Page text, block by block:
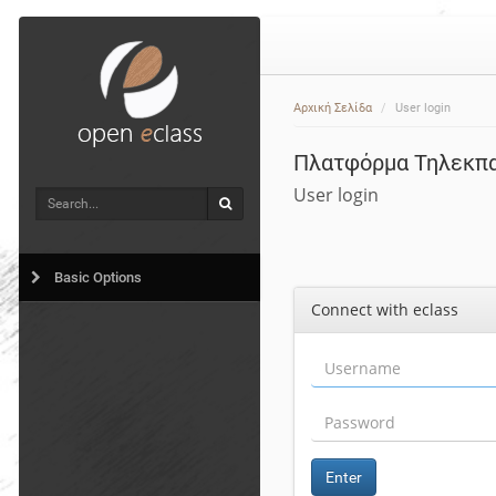
Αρχική Σελίδα User login
Πλατφόρμα
User login
Connect with eclass
Enter
Search
Basic Options